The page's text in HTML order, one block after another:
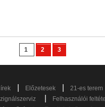
1 2 3
Előzetesek
21-es terem
Felhasználói